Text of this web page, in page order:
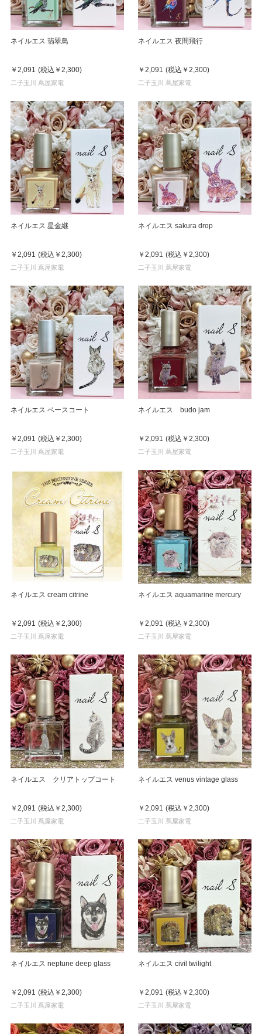
ネイルエス 翡翠鳥
￥2,091 (税込 ￥2,300)
二子玉川 蔦屋家電
ネイルエス 夜間飛行
￥2,091 (税込 ￥2,300)
二子玉川 蔦屋家電
ネイルエス 星金継
￥2,091 (税込 ￥2,300)
二子玉川 蔦屋家電
ネイルエス sakura drop
￥2,091 (税込 ￥2,300)
二子玉川 蔦屋家電
ネイルエス ベースコート
￥2,091 (税込 ￥2,300)
二子玉川 蔦屋家電
ネイルエス budo jam
￥2,091 (税込 ￥2,300)
二子玉川 蔦屋家電
ネイルエス cream citrine
￥2,091 (税込 ￥2,300)
二子玉川 蔦屋家電
ネイルエス aquamarine mercury
￥2,091 (税込 ￥2,300)
二子玉川 蔦屋家電
ネイルエス クリアトップコート
￥2,091 (税込 ￥2,300)
二子玉川 蔦屋家電
ネイルエス venus vintage glass
￥2,091 (税込 ￥2,300)
二子玉川 蔦屋家電
ネイルエス neptune deep glass
￥2,091 (税込 ￥2,300)
二子玉川 蔦屋家電
ネイルエス civil twilight
￥2,091 (税込 ￥2,300)
二子玉川 蔦屋家電